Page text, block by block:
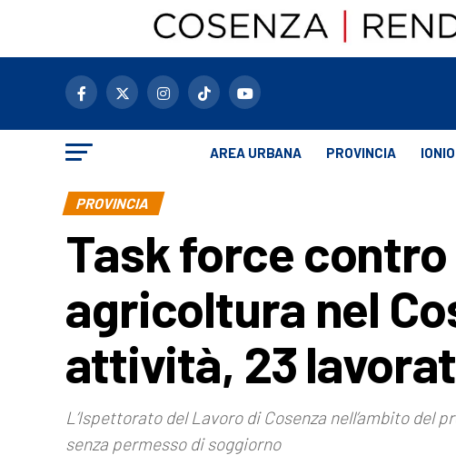
AREA URBANA PROVINCIA IONIO
PROVINCIA
Task force
agricoltura nel
attività, 23
L’Ispettorato del Lavoro di Cosenza nell’ambito
senza permesso di soggiorno